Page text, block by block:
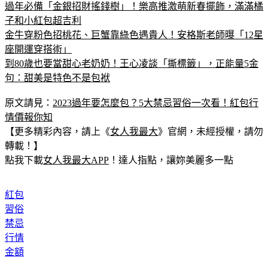
過年必備「金銀招財搖錢樹」！樂高推激萌新春擺飾，滿滿橘
子和小紅包超吉利
金牛穿粉色招桃花、巨蟹靠綠色遇貴人！安格斯老師曝「12星
座開運穿搭術」
到80歲也要當甜心老奶奶！王心凌談「撕標籤」，正能量5金
句：甜美是特色不是包袱
原文請見： 2023過年要怎麼包？5大禁忌習俗一次看！紅包行
情價報你知
【更多精彩內容，請上《女人我最大》官網，未經授權，請勿
轉載！】
點我下載女人我最大APP ！達人指點，讓妳美麗多一點
紅包
習俗
禁忌
行情
金額